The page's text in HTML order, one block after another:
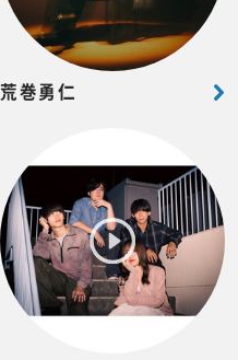
荒巻勇仁